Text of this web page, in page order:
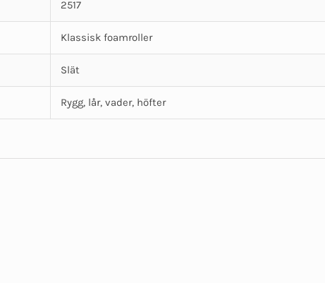
2517
Klassisk foamroller
Slät
Rygg, lår, vader, höfter